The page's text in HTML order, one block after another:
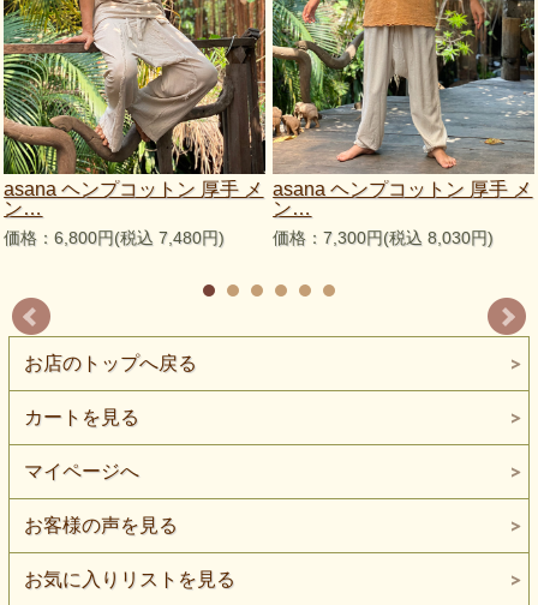
asana ヘンプコットン 厚手 メ
ン…
価格：6,800円(税込 7,480円)
asana ヘンプコットン 厚手 メ
ン…
価格：7,300円(税込 8,030円)
お店のトップへ戻る
カートを見る
マイページへ
お客様の声を見る
お気に入りリストを見る